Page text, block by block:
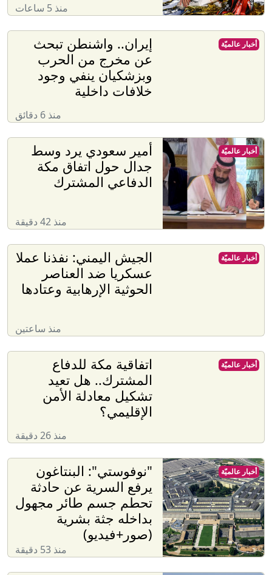
منذ 5 ساعات
إيران.. واشنطن تبحث
عن مخرج من الحرب
وبزشكيان ينفي وجود
خلافات داخلية
منذ 6 دقائق
أخبار عالميّة
أمير سعودي يرد وسط
جدال حول اتفاق مكة
الدفاعي المشترك
منذ 42 دقيقة
أخبار عالميّة
الجيش اليمني: نفذنا عملا
عسكريا ضد العناصر
الحوثية الإرهابية وعتادها
منذ ساعتين
أخبار عالميّة
اتفاقية مكة للدفاع
المشترك.. هل تعيد
تشكيل معادلة الأمن
الإقليمي؟
منذ 26 دقيقة
أخبار عالميّة
"نوفوستي": البنتاغون
يرفع السرية عن حادثة
تحطم جسم طائر مجهول
بداخله جثة بشرية
(صور+فيديو)
منذ 53 دقيقة
أخبار عالميّة